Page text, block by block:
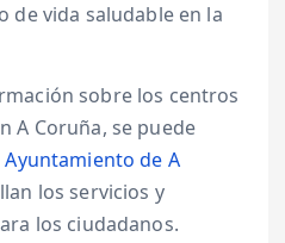
de vida saludable en la
sobre los centros
A Coruña, se puede
Ayuntamiento de A
los servicios y
los ciudadanos.